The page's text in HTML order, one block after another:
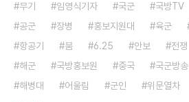
무기 임영식기자 국군 국방TV
공군
장병 홍보지원대 육군
항공기
붐 6.25 안보 전쟁
해군
국방홍보원 중국 국군방송
해병대
어울림 군인 위문열차